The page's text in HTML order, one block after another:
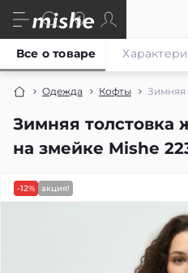
Одежда Кофты Зимняя
Зимняя толстовка
на змейке Mishe
Все о товаре
-12% акция!